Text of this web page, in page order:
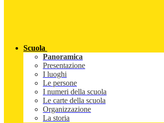
Scuola
Panoramica
Presentazione
I luoghi
Le persone
I numeri della scuola
Le carte della scuola
Organizzazione
La storia